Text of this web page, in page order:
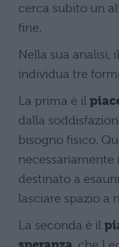
cerca subito un
fine.
Nella sua analisi,
individua tre
La prima è il
dalla
bisogno fisico.
destinato a
lasciare spazio a
La seconda è il